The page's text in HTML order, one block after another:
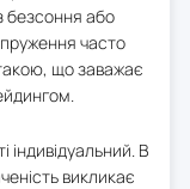
безсоння або
часто
що заважає
індивідуальний. В
викликає